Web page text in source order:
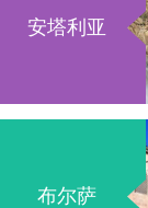
安塔利亚
布尔萨